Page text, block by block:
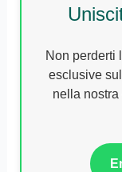
Non perderti
esclusive
nella